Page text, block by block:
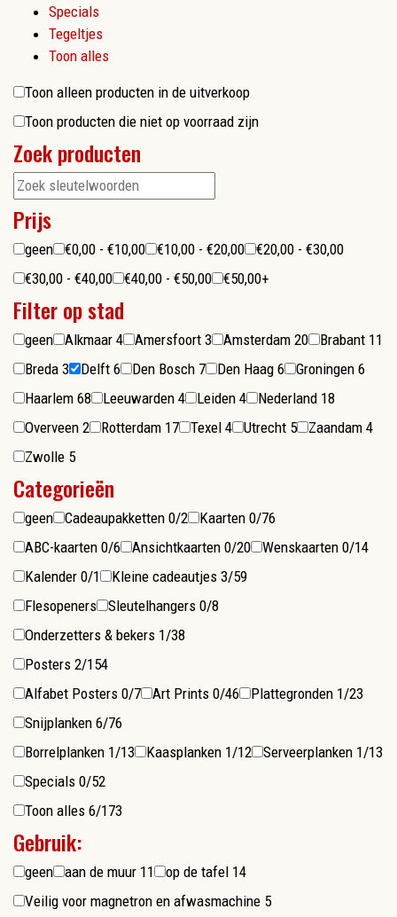
Specials
Tegeltjes
Toon alles
Toon alleen producten in de uitverkoop
Toon producten die niet op voorraad zijn
Zoek producten
Prijs
geen €0,00 - €10,00 €10,00 - €20,00
€20,00 - €30,00
€30,00 - €40,00
€40,00 - €50,00 €50,00+
Filter op stad
geen Alkmaar 4 Amersfoort 3 Amsterdam 20 Brabant 11
Breda 3 Delft 6 Den Bosch 7 Den Haag 6 Groningen 6
Haarlem 68 Leeuwarden 4 Leiden 4 Nederland 18
Overveen 2 Rotterdam 17 Texel 4 Utrecht 5 Zaandam 4
Zwolle 5
Categorieën
geen Cadeaupakketten 0/2 Kaarten 0/76
ABC-kaarten 0/6 Ansichtkaarten 0/20 Wenskaarten 0/14
Kalender 0/1 Kleine cadeautjes 3/59
Flesopeners
Sleutelhangers 0/8
Onderzetters & bekers 1/38
Posters 2/154
Alfabet Posters 0/7 Art Prints 0/46 Plattegronden 1/23
Snijplanken 6/76
Borrelplanken 1/13 Kaasplanken 1/12 Serveerplanken 1/13
Specials 0/52
Toon alles 6/173
Gebruik:
geen aan de muur 11 op de tafel 14
Veilig voor magnetron en afwasmachine 5